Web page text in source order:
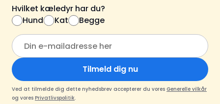
Hvilket kæledyr har du?
Hund
Kat Begge
Tilmeld dig nu
Ved at tilmelde dig dette nyhedsbrev accepterer du vores Generelle vilkår
og vores Privatlivspolitik.